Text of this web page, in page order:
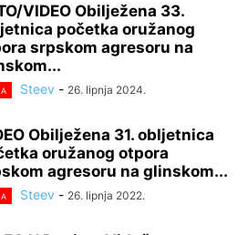
VIDEO Obilježena 33.
početka oružanog
srpskom agresoru na
Steev - 26. lipnja 2024.
Obilježena 31. obljetnica
oružanog otpora
agresoru na glinskom...
Steev - 26. lipnja 2022.